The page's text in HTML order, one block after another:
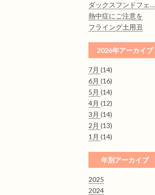
ダックスフンドフェ…
熱中症にご注意を
フライング土用丑
2026年アーカイブ
7月 (14)
6月 (16)
5月 (14)
4月 (12)
3月 (14)
2月 (13)
1月 (14)
年別アーカイブ
2025
2024